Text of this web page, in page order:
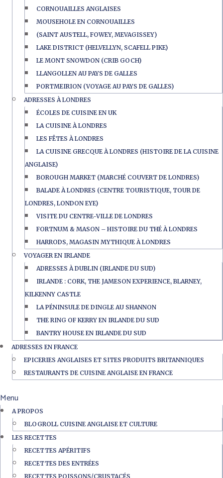
CORNOUAILLES ANGLAISES
MOUSEHOLE EN CORNOUAILLES
(SAINT AUSTELL, FOWEY, MEVAGISSEY)
LAKE DISTRICT (HELVELLYN, SCAFELL PIKE)
LE MONT SNOWDON (CRIB GOCH)
LLANGOLLEN AU PAYS DE GALLES
PORTMEIRION (VOYAGE AU PAYS DE GALLES)
ADRESSES À LONDRES
ÉCOLES DE CUISINE EN UK
LA CUISINE À LONDRES
LES FÊTES À LONDRES
LA CUISINE GRECQUE À LONDRES (HISTOIRE DE LA CUISINE
ANGLAISE)
BOROUGH MARKET (MARCHÉ COUVERT DE LONDRES)
BALADE À LONDRES (CENTRE TOURISTIQUE, TOUR DE
LONDRES, LONDON EYE)
VISITE DU CENTRE-VILLE DE LONDRES
FORTNUM & MASON – HISTOIRE DU THÉ À LONDRES
HARRODS, MAGASIN MYTHIQUE À LONDRES
VOYAGER EN IRLANDE
ADRESSES À DUBLIN (IRLANDE DU SUD)
IRLANDE : CORK, THE JAMESON EXPERIENCE, BLARNEY,
KILKENNY CASTLE
LA PÉNINSULE DE DINGLE AU SHANNON
THE RING OF KERRY EN IRLANDE DU SUD
BANTRY HOUSE EN IRLANDE DU SUD
ADRESSES EN FRANCE
EPICERIES ANGLAISES ET SITES PRODUITS BRITANNIQUES
RESTAURANTS DE CUISINE ANGLAISE EN FRANCE
Menu
A PROPOS
BLOGROLL CUISINE ANGLAISE ET CULTURE
LES RECETTES
RECETTES APÉRITIFS
RECETTES DES ENTRÉES
RECETTES POISSONS/CRUSTACÉS